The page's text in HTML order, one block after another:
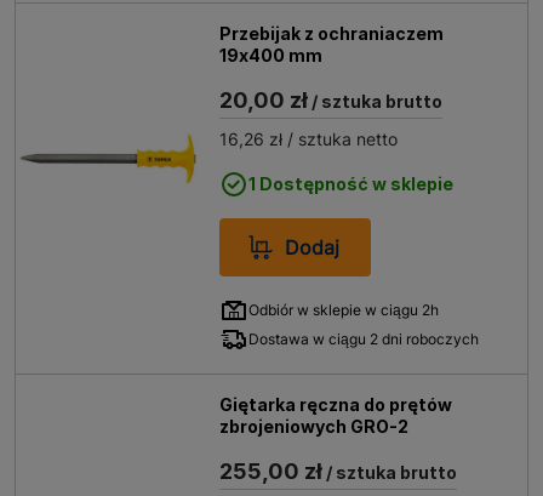
Przebijak z ochraniaczem
19x400 mm
20,00 zł / sztuka brutto
16,26 zł / sztuka netto
1 Dostępność w sklepie
Dodaj
Odbiór w sklepie w ciągu 2h
Dostawa w ciągu 2 dni roboczych
Giętarka ręczna do prętów
zbrojeniowych GRO-2
255,00 zł / sztuka brutto